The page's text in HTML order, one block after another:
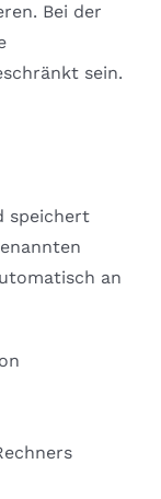
Bei der
sein.
speichert
an